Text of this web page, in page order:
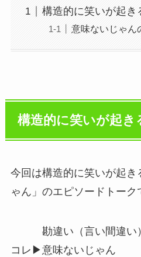
構造的に笑いが起き
意味ないじゃん
構造的に笑いが起き
今回は構造的に笑いが起き
ゃん」のエピソードトーク
勘違い（言い間違い）
コレ▶︎意味ないじゃん